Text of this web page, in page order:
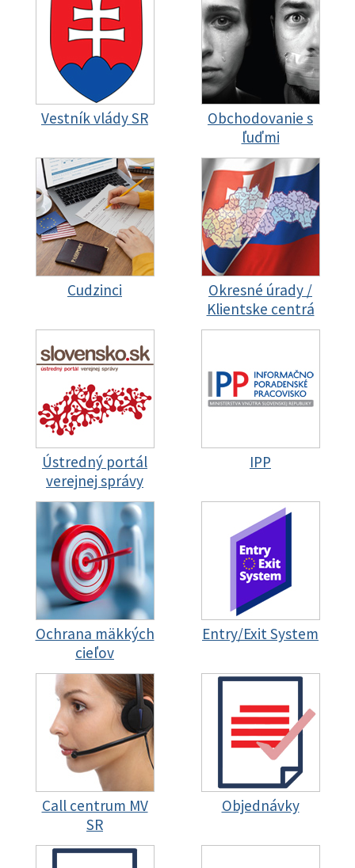
Vestník vlády SR
Obchodovanie s
ľuďmi
Cudzinci
Okresné úrady /
Klientske centrá
Ústredný portál
verejnej správy
IPP
Ochrana mäkkých
cieľov
Entry/Exit System
Call centrum MV
SR
Objednávky